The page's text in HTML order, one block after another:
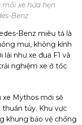
xe hứa hẹn
Benz
Benz miêu tả là
mui, không kính
như xe đua F1 và
nghiệm xe ở tốc
xe Mythos mới sẽ
thuần túy. Khu vực
khung bảo vệ chống